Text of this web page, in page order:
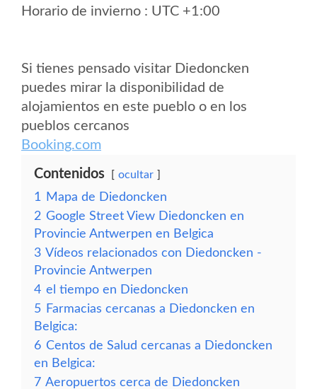
Horario de invierno : UTC +1:00
Si tienes pensado visitar Diedoncken
puedes mirar la disponibilidad de
alojamientos en este pueblo o en los
pueblos cercanos
Booking.com
Contenidos ocultar
1
Mapa de Diedoncken
2 Google Street View Diedoncken en
Provincie Antwerpen en Belgica
3 Vídeos relacionados con Diedoncken -
Provincie Antwerpen
4 el tiempo en Diedoncken
5 Farmacias cercanas a Diedoncken en
Belgica:
6 Centos de Salud cercanas a Diedoncken
en Belgica:
7 Aeropuertos cerca de Diedoncken